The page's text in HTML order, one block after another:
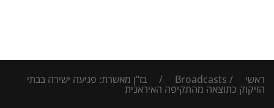
ראשי /
Broadcasts
/ בז"ן מאשרת: פגיעה ישירה בבתי
הזיקוק כתוצאה מהתקיפה האיראנית